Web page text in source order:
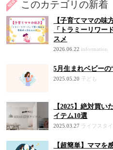
このカテゴリの新着
【子育てママの味
「トラミーリワー
スメ
2026.06.22 information
5月生まれベビー
2025.05.20 子ども
【2025】絶対買
イテム10選
2025.03.27 ライフスタ
【超簡単】ママを